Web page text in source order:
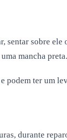
sentar sobre
mancha preta.
podem ter um
durante